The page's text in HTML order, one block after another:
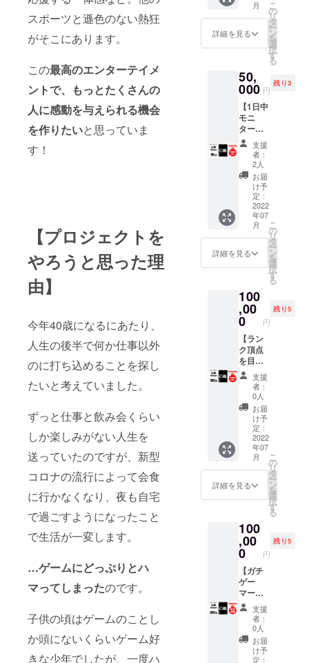
スポーツと遜色のない熱狂
がそこにあります。
この最高のエンターテイメ
ントで、もっとたくさんの
人に感動を与えられる機会
を作りたいと思っていま
す！
【プロジェクトを
やろうと思った理
由】
今年40歳になるにあたり、
人生の後半で何か仕事以外
のに打ち込めることを探し
たいと考えていました。
ずっと仕事と飲み会くらい
しか楽しみがない人生を
送っていたのですが、新型
コロナの流行によって会食
に行かなくなり、夜も自宅
で過ごすようになったこと
で生活が一変します。
…ゲームにどっぷりとハ
マってしまったのです。
子供の頃はゲームのことし
か頭にないくらいゲーム好
きな少年でしたが、一度ハ
ていた
だく場
ざいま
す ※掲
要な方
は備考
欄に
「紹介
不要」
と記載
くださ
い。
う方
くの
チャン
非この
リター
ンを受
け取っ
て、
マーケ
ターの
頭の中
を覗い
てみて
くださ
い！
（動画
講座の
視聴方
メール
でお届
す）
れる場
ざいま
す） ※
「掲載
したい
お名前
（ニッ
クネー
ム
可）」
「リン
クした
いペー
URL（S
NSアカ
ウント
ど）」
※リンク
切な
ページ
だと判
断した
場合
は、別
のURL
への差
し替え
をご依
頼させ
ていた
だく場
合がご
ざいま
要な方
は備考
不要」
と記載
くださ
い。 是
非お試
しくだ
さい！
ページ
にて、
支援者
ンクの
ご紹介
をさせ
ていた
だきま
す！
（掲載
期間：
2022年
7月〜1
年間を
予定。
期間は
延長さ
れる場
ざいま
す） ※
「掲載
したい
お名前
（ニッ
クネー
ム
可）」
「リン
クした
いペー
ジ
URL（S
NSアカ
ウント
ページ
※リンク
先URL
ページ
だと判
断した
場合
は、別
のURL
への差
し替え
をご依
頼させ
ていた
だく場
特典付
き！ ※
クーポ
7月〜
2023年
年間）
さら
に、e-
sports
応援メ
ディア
「ゲー
マー
ゲー
マ」内
ガチサ
プ特設
ページ
にて、
SNSリ
ンクの
ご紹介
ていた
だきま
す！
（掲載
期間：
2022年
7月〜1
年間を
予定。
期間は
延長さ
れる場
合がご
ざいま
「掲載
したい
お名前
クネー
ム
可）」
「リン
クした
いペー
ジ
URL（S
サプ 心
眼-
shingan
-」を9
す！販
売価格
から
31,200
円割引
でのご
提供と
なりま
す！ さ
らに、
500円
OFF
クーポ
ン発行
特典付
き！ ※
クーポ
7月〜
2023年
6月（1
年間）
さら
に、e-
sports
応援メ
ディア
「ゲー
マー
ゲー
マ」内
ガチサ
プ特設
ページ
にて、
支援者
ンクの
ご紹介
をさせ
ていた
だきま
す！
（掲載
期間：
2022年
7月〜1
年間を
予定。
月
詳細を見る
こ
の
リ
タ
ー
ン
を
選
択
す
る
50,
000 円
残り3
【1日中
モニ
ターと
向き
合って
いるデ
ジタル
世界の
住人の
あなた
のため
のリ
ター
ン】
「ガチ
shingan
-」を15
袋お届
けしま
す！販
売価格
から
52,000
円割引
でのご
提供と
なりま
す！ さ
らに、
500円
OFF
クーポ
ン発行
特典付
ン利用
期限：
2022年
7月〜
2023年
6月（1
年間）
さら
に、e-
sports
応援メ
ディア
「ゲー
支援
者：
2人
お届
け予
定：
2022
年07
月
詳細を見る
こ
の
リ
タ
ー
ン
を
選
択
す
る
100
,00
0 円
残り5
【ラン
ク頂点
を目指
してい
る真の
ガチ勢
のあな
たのた
めのリ
ター
ン】
「ガチ
サプ 心
眼-
shingan
けしま
す！販
売価格
から
104,000
円割引
でのご
提供と
なりま
す！ さ
らに、
500円
OFF
支援
者：
0人
お届
け予
定：
2022
年07
月
詳細を見る
こ
の
リ
タ
ー
ン
を
選
択
す
る
100
,00
0 円
残り5
【ガチ
ゲー
マーと
してメ
ディア
露出を
したい
方のた
めのリ
支援
者：
0人
お届
け予
定：